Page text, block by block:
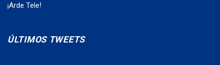
¡Arde Tele!
ÚLTIMOS TWEETS